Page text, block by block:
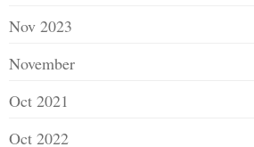
Nov 2023
November
Oct 2021
Oct 2022